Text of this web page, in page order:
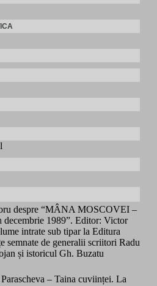
despre “MÂNA MOSCOVEI –
decembrie 1989”. Editor: Victor
intrate sub tipar la Editura
semnate de generalii scriitori Radu
și istoricul Gh. Buzatu
– Taina cuviinței. La